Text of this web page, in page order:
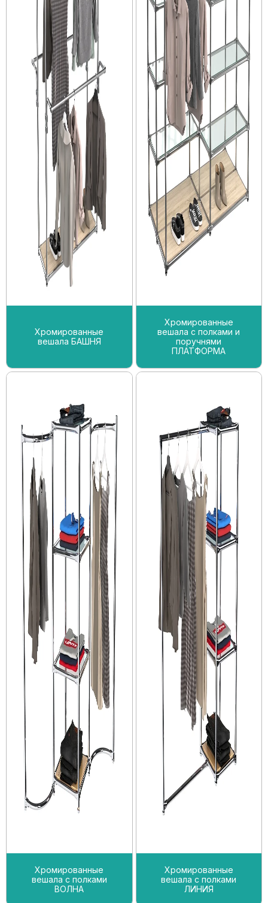
Хромированные
вешала БАШНЯ
Хромированные
вешала с полками и
поручнями
ПЛАТФОРМА
Хромированные
вешала с полками
ВОЛНА
Хромированные
вешала с полками
ЛИНИЯ